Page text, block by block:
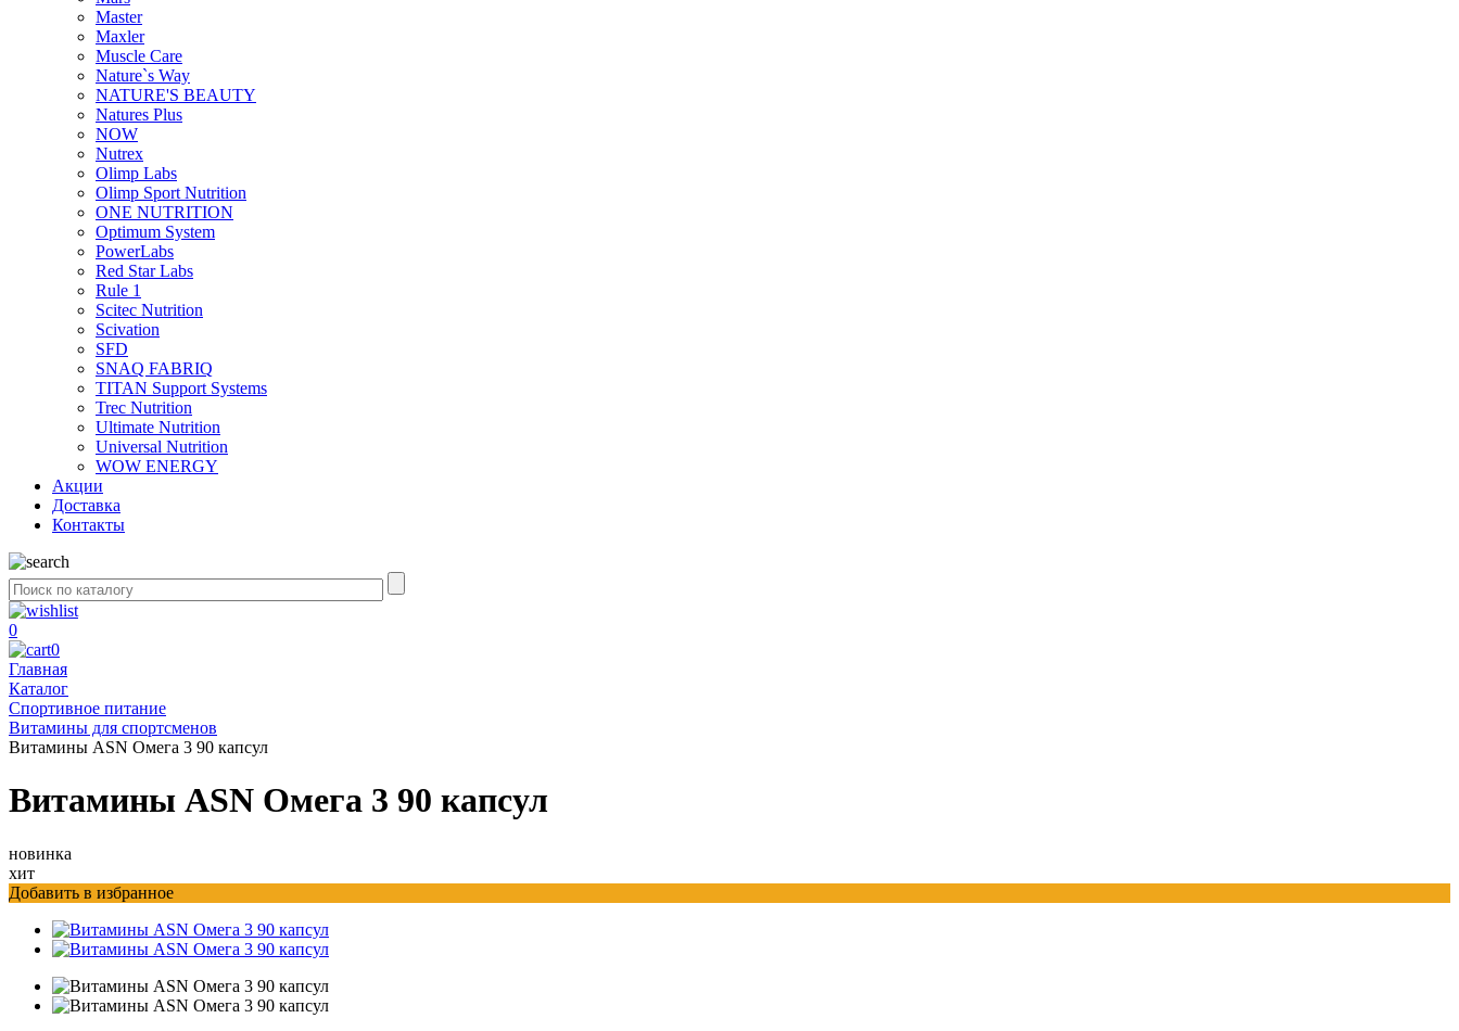
Master
Maxler
Muscle Care
Nature`s Way
NATURE'S BEAUTY
Natures Plus
NOW
Nutrex
Olimp Labs
Olimp Sport Nutrition
ONE NUTRITION
Optimum System
PowerLabs
Red Star Labs
Rule 1
Scitec Nutrition
Scivation
SFD
SNAQ FABRIQ
TITAN Support Systems
Trec Nutrition
Ultimate Nutrition
Universal Nutrition
WOW ENERGY
Акции
Доставка
Контакты
0
0
Главная
Каталог
Спортивное питание
Витамины для спортсменов
Витамины ASN Омега 3 90 капсул
Витамины ASN Омега 3 90 капсул
новинка
хит
Добавить в избранное